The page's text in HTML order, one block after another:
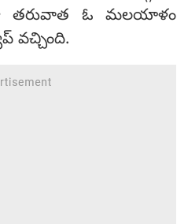
ఓ మలయాళం
వచ్చింది.